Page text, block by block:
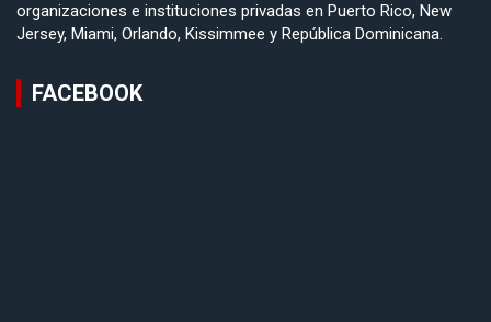
organizaciones e instituciones privadas en Puerto Rico, New
Jersey, Miami, Orlando, Kissimmee y República Dominicana.
FACEBOOK